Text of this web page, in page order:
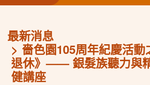
最新消息
嗇色園105周年紀慶活動
退休》—— 銀髮族聽力與
健講座